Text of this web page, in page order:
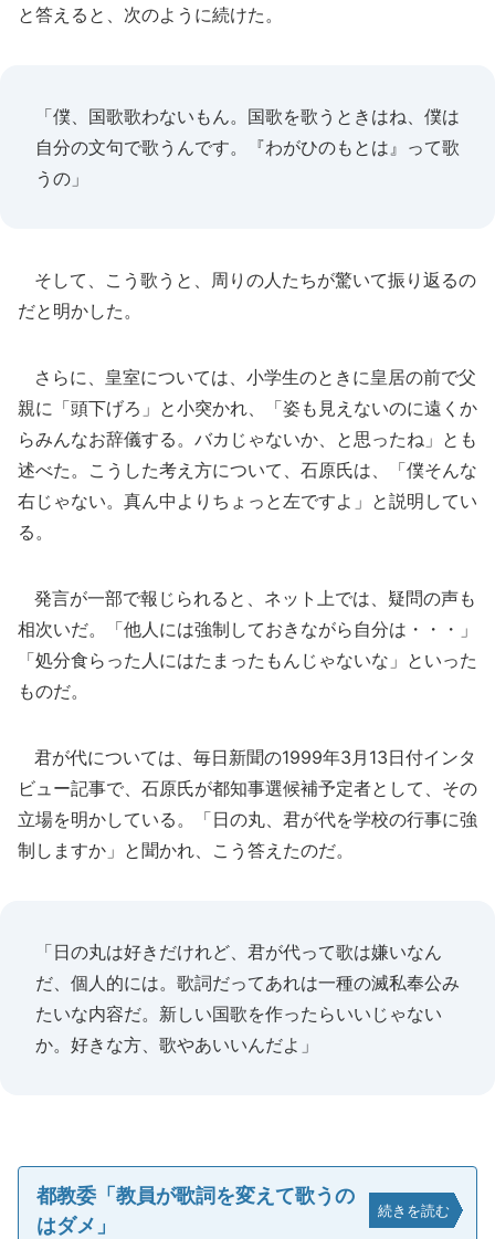
と答えると、次のように続けた。
「僕、国歌歌わないもん。国歌を歌うときはね、僕は
自分の文句で歌うんです。『わがひのもとは』って歌
うの」
そして、こう歌うと、周りの人たちが驚いて振り返るの
だと明かした。
さらに、皇室については、小学生のときに皇居の前で父
親に「頭下げろ」と小突かれ、「姿も見えないのに遠くか
らみんなお辞儀する。バカじゃないか、と思ったね」とも
述べた。こうした考え方について、石原氏は、「僕そんな
右じゃない。真ん中よりちょっと左ですよ」と説明してい
る。
発言が一部で報じられると、ネット上では、疑問の声も
相次いだ。「他人には強制しておきながら自分は・・・」
「処分食らった人にはたまったもんじゃないな」といった
ものだ。
君が代については、毎日新聞の1999年3月13日付インタ
ビュー記事で、石原氏が都知事選候補予定者として、その
立場を明かしている。「日の丸、君が代を学校の行事に強
制しますか」と聞かれ、こう答えたのだ。
「日の丸は好きだけれど、君が代って歌は嫌いなん
だ、個人的には。歌詞だってあれは一種の滅私奉公み
たいな内容だ。新しい国歌を作ったらいいじゃない
か。好きな方、歌やあいいんだよ」
都教委「教員が歌詞を変えて歌うの
はダメ」
続きを読む